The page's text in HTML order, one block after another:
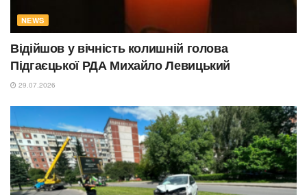
NEWS
Відійшов у вічність колишній голова
Підгаєцької РДА Михайло Левицький
29.07.2026